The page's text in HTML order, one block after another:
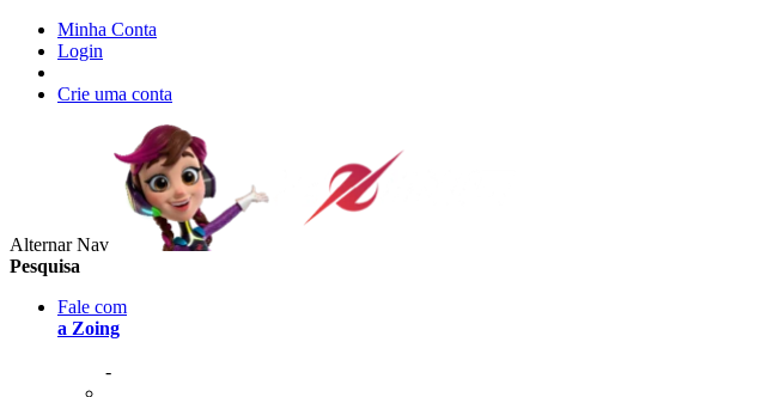
Minha Conta
Login
Crie uma conta
Alternar Nav
Pesquisa
Fale com
a Zoing
-